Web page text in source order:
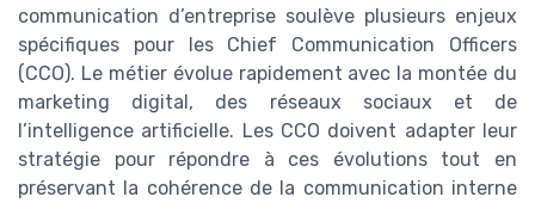
communication d’entreprise soulève plusieurs enjeux
spécifiques pour les Chief Communication Officers
(CCO). Le métier évolue rapidement avec la montée du
marketing digital, des réseaux sociaux et de
l’intelligence artificielle. Les CCO doivent adapter leur
stratégie pour répondre à ces évolutions tout en
préservant la cohérence de la communication interne